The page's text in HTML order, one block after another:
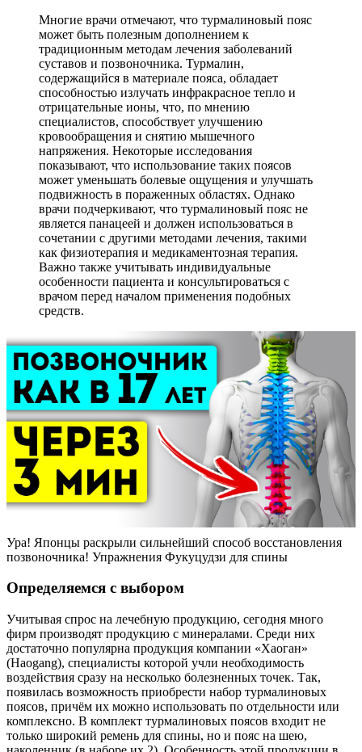
Многие врачи отмечают, что турмалиновый пояс
может быть полезным дополнением к
традиционным методам лечения заболеваний
суставов и позвоночника. Турмалин,
содержащийся в материале пояса, обладает
способностью излучать инфракрасное тепло и
отрицательные ионы, что, по мнению
специалистов, способствует улучшению
кровообращения и снятию мышечного
напряжения. Некоторые исследования
показывают, что использование таких поясов
может уменьшать болевые ощущения и улучшать
подвижность в пораженных областях. Однако
врачи подчеркивают, что турмалиновый пояс не
является панацеей и должен использоваться в
сочетании с другими методами лечения, такими
как физиотерапия и медикаментозная терапия.
Важно также учитывать индивидуальные
особенности пациента и консультироваться с
врачом перед началом применения подобных
средств.
Ура! Японцы раскрыли сильнейший способ восстановления
позвоночника! Упражнения Фукуцудзи для спины
Определяемся с выбором
Учитывая спрос на лечебную продукцию, сегодня много
фирм производят продукцию с минералами. Среди них
достаточно популярна продукция компании «Хаоган»
(Haogang), специалисты которой учли необходимость
воздействия сразу на несколько болезненных точек. Так,
появилась возможность приобрести набор турмалиновых
поясов, причём их можно использовать по отдельности или
комплексно. В комплект турмалиновых поясов входит не
только широкий ремень для спины, но и пояс на шею,